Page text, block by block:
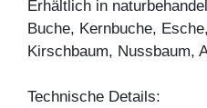
Erhältlich in
Buche, Kernbuche,
Kirschbaum, Nussbaum,
Technische Details: